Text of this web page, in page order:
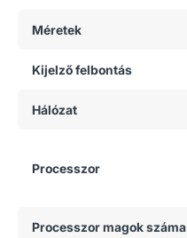
Méretek
Kijelző felbontás
Hálózat
Processzor
Processzor magok száma